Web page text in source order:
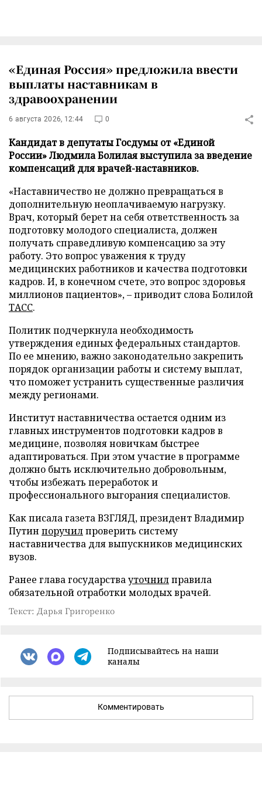
«Единая Россия» предложила ввести
выплаты наставникам в
здравоохранении
6 августа 2026, 12:44 0
Кандидат в депутаты Госдумы от «Единой
России» Людмила Болилая выступила за введение
компенсаций для врачей-наставников.
«Наставничество не должно превращаться в
дополнительную неоплачиваемую нагрузку.
Врач, который берет на себя ответственность за
подготовку молодого специалиста, должен
получать справедливую компенсацию за эту
работу. Это вопрос уважения к труду
медицинских работников и качества подготовки
кадров. И, в конечном счете, это вопрос здоровья
миллионов пациентов», – приводит слова Болилой
ТАСС.
Политик подчеркнула необходимость
утверждения единых федеральных стандартов.
По ее мнению, важно законодательно закрепить
порядок организации работы и систему выплат,
что поможет устранить существенные различия
между регионами.
Институт наставничества остается одним из
главных инструментов подготовки кадров в
медицине, позволяя новичкам быстрее
адаптироваться. При этом участие в программе
должно быть исключительно добровольным,
чтобы избежать переработок и
профессионального выгорания специалистов.
Как писала газета ВЗГЛЯД, президент Владимир
Путин поручилпроверить систему
наставничества для выпускников медицинских
вузов.
Ранее глава государствауточнилправила
обязательной отработки молодых врачей.
Текст: Дарья Григоренко
Подписывайтесь на наши
каналы
Комментировать